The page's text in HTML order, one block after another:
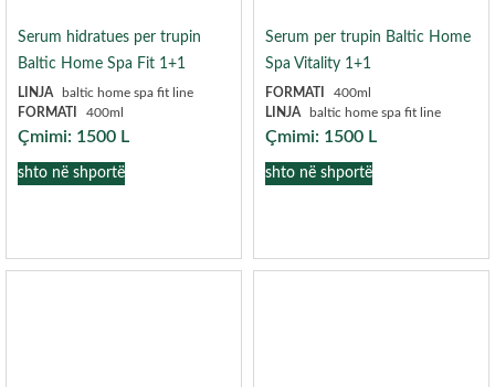
Serum hidratues per trupin
Baltic Home Spa Fit 1+1
LINJA
baltic home spa fit line
FORMATI
400ml
Çmimi: 1500 L
shto në shportë
Serum per trupin Baltic Home
Spa Vitality 1+1
FORMATI
400ml
LINJA
baltic home spa fit line
Çmimi: 1500 L
shto në shportë